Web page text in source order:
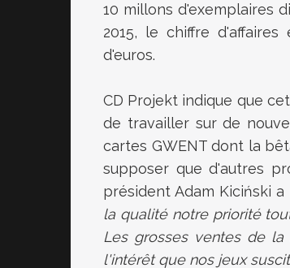
10 millons d'exemplaires
2015, le chiffre
d'euros.
CD Projekt indique que c
de travailler sur de
cartes GWENT dont la
supposer que d'autres
présidentAdam Kiciński
la qualité notre priorité
Les grosses ventes de
l'intérêt que nos jeux